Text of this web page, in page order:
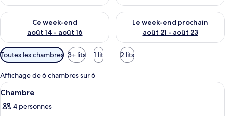
Ce week-end
août 14 - août 16
Vérifier la disponibilité pour ce week-end août 14 - août 16
Le week-end prochain
août 21 - août 23
Vérifier la disponibilité pour
Filtres
disponibles
pour
les
chambres
Toutes les chambres 3+ lits 1 lit 2 lits
Affichage de 6 chambres sur 6
Afficher
toutes
les
Une chambre d’hôtel avec deux lits,
9
Chambre
4 personnes